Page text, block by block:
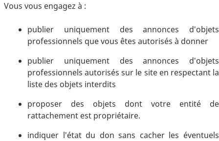
Vous vous engagez à :
publier uniquement des annonces d'objets
professionnels que vous êtes autorisés à donner
publier uniquement des annonces d'objets
professionnels autorisés sur le site en respectant la
liste des objets interdits
proposer des objets dont votre entité de
rattachement est propriétaire.
indiquer l'état du don sans cacher les éventuels